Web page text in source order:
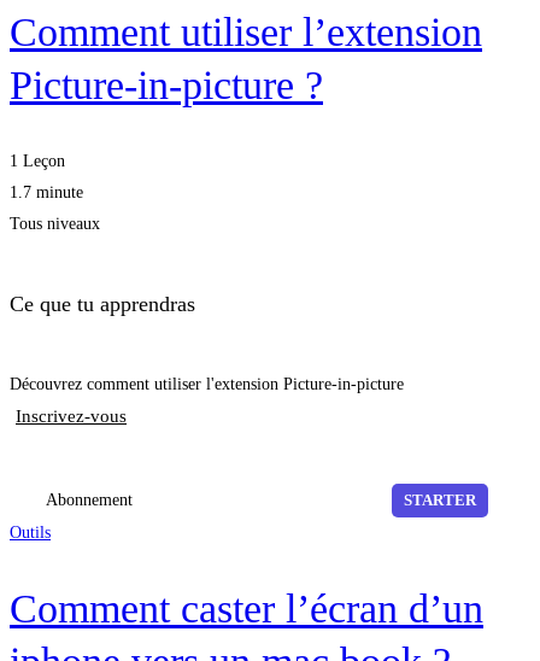
Comment utiliser l’extension
Picture-in-picture ?
1 Leçon
1.7 minute
Tous niveaux
Ce que tu apprendras
Découvrez comment utiliser l'extension Picture-in-picture
Inscrivez-vous
Abonnement
STARTER
Outils
Comment caster l’écran d’un